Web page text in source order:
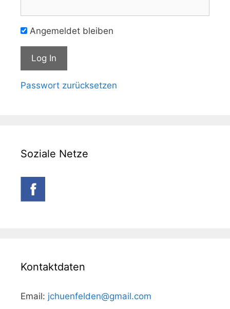
Angemeldet bleiben
Passwort zurücksetzen
Soziale Netze
Kontaktdaten
Email: jchuenfelden@gmail.com